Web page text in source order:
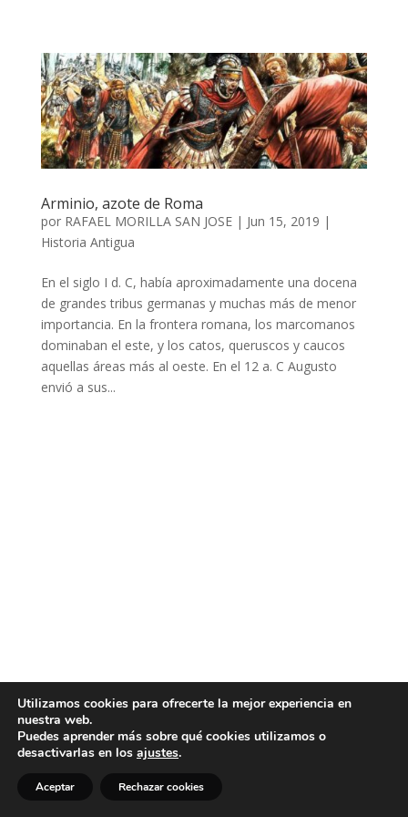
Arminio, azote de Roma
por RAFAEL MORILLA SAN JOSE| Jun 15, 2019 |
Historia Antigua
En el siglo I d. C, había aproximadamente una docena
de grandes tribus germanas y muchas más de menor
importancia. En la frontera romana, los marcomanos
dominaban el este, y los catos, queruscos y caucos
aquellas áreas más al oeste. En el 12 a. C Augusto
envió a sus...
Utilizamos cookies para ofrecerte la mejor experiencia en
nuestra web.
Puedes aprender más sobre qué cookies utilizamos o
desactivarlas en los ajustes.
Aceptar Rechazar cookies